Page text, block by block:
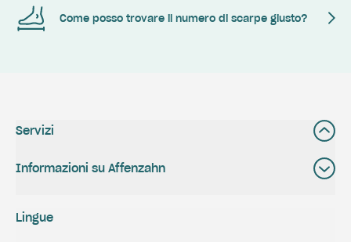
Come posso trovare il numero di scarpe giusto?
Servizi
Informazioni su Affenzahn
Lingue